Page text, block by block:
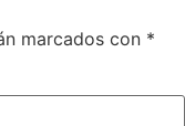
marcados con *